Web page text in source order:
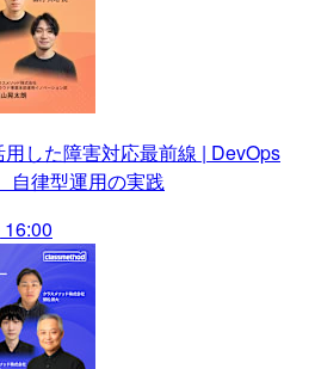
用した障害対応最前線 | DevOps
自律型運用の実践